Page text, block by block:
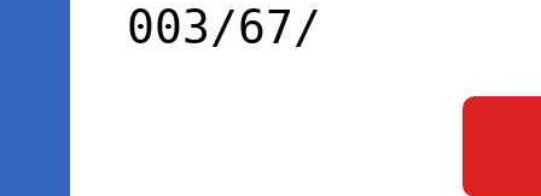
003/67/